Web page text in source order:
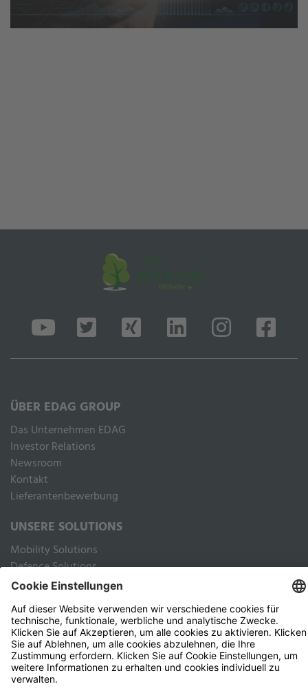
ÜBER EDAG GROUP
Das Unternehmen EDAG
Inves­tor Rela­ti­ons
Newsroom
Kontakt
Lieferantenbewerbung
UNSERE SOLUTIONS
Mobility Solutions
Defence Solutions
Industry Solutions
Public Solutions
RECHTLICHES
Impressum
Datenschutz Webseite
Datenschutz Kunden und Geschäftspartner